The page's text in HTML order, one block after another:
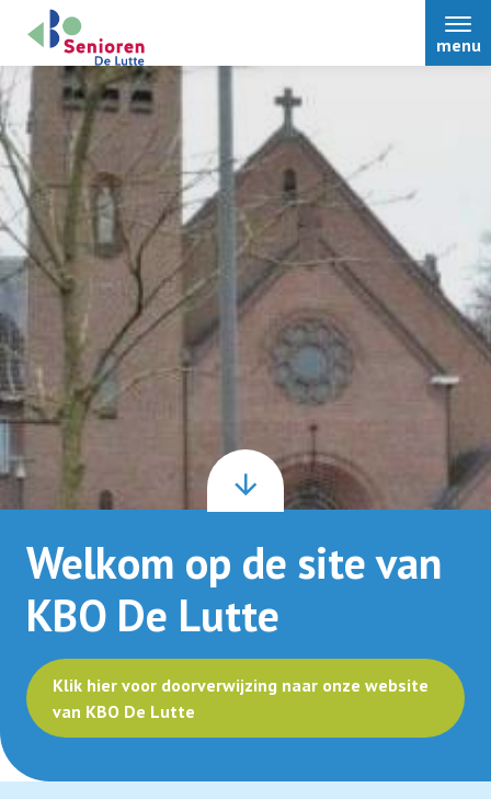
menu
Home
Welkom op de site van
KBO De Lutte
Klik hier voor doorverwijzing naar onze website
van KBO De Lutte